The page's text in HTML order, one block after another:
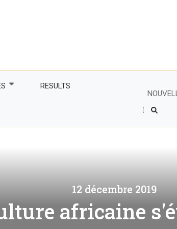
et commerce
RESULTS
Right
12 décembre 2019
africaine